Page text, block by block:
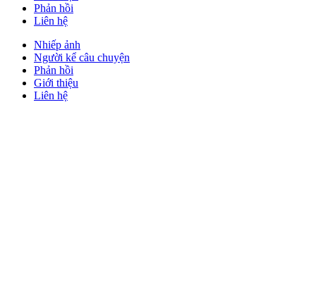
Phản hồi
Liên hệ
Nhiếp ảnh
Người kể câu chuyện
Phản hồi
Giới thiệu
Liên hệ